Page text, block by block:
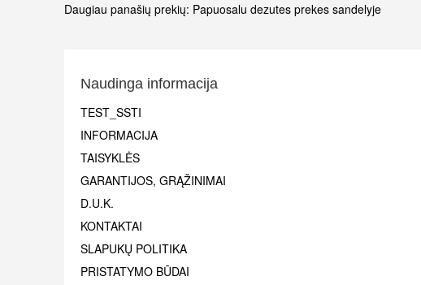
Daugiau panašių prekių: Papuosalu dezutes prekes sandelyje
Naudinga informacija
TEST_SSTI
INFORMACIJA
TAISYKLĖS
GARANTIJOS, GRĄŽINIMAI
D.U.K.
KONTAKTAI
SLAPUKŲ POLITIKA
PRISTATYMO BŪDAI